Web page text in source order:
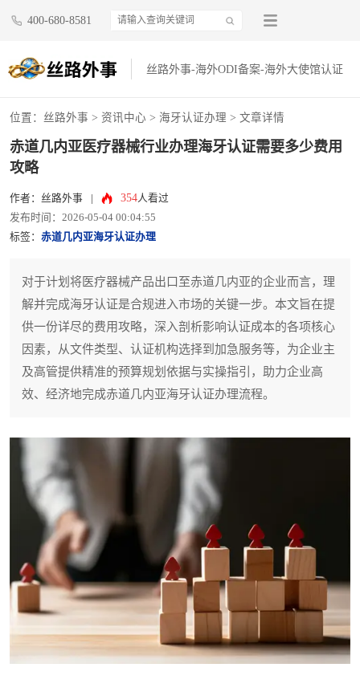
400-680-8581
丝路外事-海外ODI备案-海外大使馆认证
位置： 丝路外事 > 资讯中心 > 海牙认证办理 > 文章详情
赤道几内亚医疗器械行业办理海牙认证需要多少费用
攻略
作者：丝路外事 354人看过
发布时间：2026-05-04 00:04:55
标签： 赤道几内亚海牙认证办理
对于计划将医疗器械产品出口至赤道几内亚的企业而言，理
解并完成海牙认证是合规进入市场的关键一步。本文旨在提
供一份详尽的费用攻略，深入剖析影响认证成本的各项核心
因素，从文件类型、认证机构选择到加急服务等，为企业主
及高管提供精准的预算规划依据与实操指引，助力企业高
效、经济地完成赤道几内亚海牙认证办理流程。